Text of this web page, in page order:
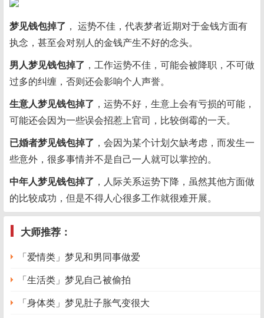
梦见钱包掉了 ， 运势不佳，代表梦者近期对于金钱方面有
执念，甚至会对别人的金钱产生不好的念头。
男人梦见钱包掉了 ，工作运势不佳，可能会被降职，不可做
过多的纠缠，否则还会影响个人声誉。
生意人梦见钱包掉了 ，运势不好，生意上会有亏损的可能，
可能还会因为一些误会招惹上官司，比较倒霉的一天。
已婚者梦见钱包掉了 ，会因为某个计划欠缺考虑，而发生一
些意外，很多事情并不是自己一人就可以掌控的。
中年人梦见钱包掉了 ，人际关系运势下降，虽然其他方面做
的比较成功，但是不得人心很多工作就很难开展。
大师推荐：
「爱情类」梦见和男同事做爱
「生活类」梦见自己被偷拍
「身体类」梦见肚子胀气变很大